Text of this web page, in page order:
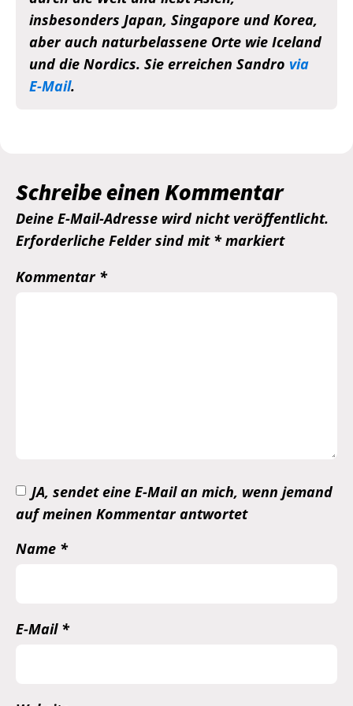
insbesonders Japan, Singapore und Korea,
aber auch naturbelassene Orte wie Iceland
und die Nordics. Sie erreichen Sandro via
E-Mail.
Schreibe einen Kommentar
Deine E-Mail-Adresse wird nicht veröffentlicht.
Erforderliche Felder sind mit *markiert
Kommentar *
JA, sendet eine E-Mail an mich, wenn jemand
auf meinen Kommentar antwortet
Name *
E-Mail *